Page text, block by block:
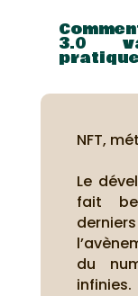
3.0
NFT,
Le
fait
du
infinies.